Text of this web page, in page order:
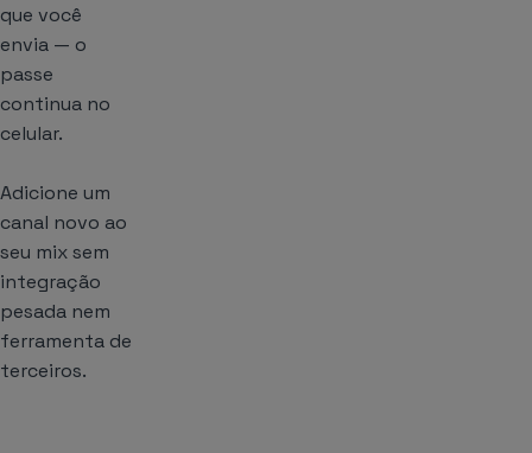
que você
envia — o
passe
continua no
celular.
Adicione um
canal novo ao
seu mix sem
integração
pesada nem
ferramenta de
terceiros.